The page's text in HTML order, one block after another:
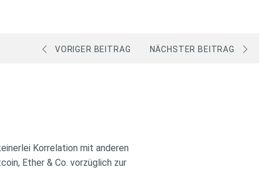
VORIGER BEITRAG NÄCHSTER BEITRAG
Korrelation mit anderen
Ether & Co. vorzüglich zur